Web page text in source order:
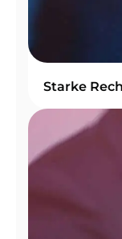
Starke